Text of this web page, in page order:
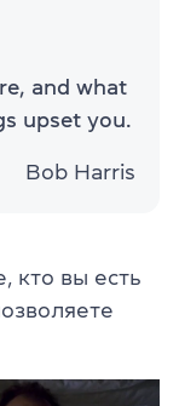
and what
upset you.
Bob Harris
кто вы есть